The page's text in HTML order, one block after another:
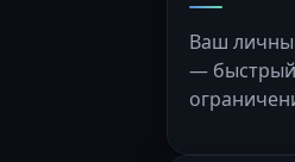
Ваш
—